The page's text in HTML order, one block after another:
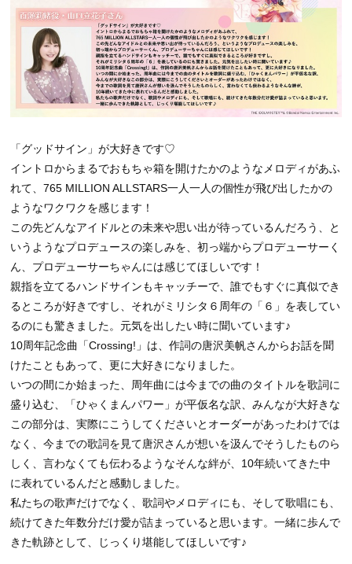
「グッドサイン」が大好きです♡
イントロからまるでおもちゃ箱を開けたかのようなメロディがあふ
れて、765 MILLION ALLSTARS一人一人の個性が飛び出したかの
ようなワクワクを感じます！
この先どんなアイドルとの未来や思い出が待っているんだろう、と
いうようなプロデュースの楽しみを、初っ端からプロデューサーく
ん、プロデューサーちゃんには感じてほしいです！
親指を立てるハンドサインもキャッチーで、誰でもすぐに真似でき
るところが好きですし、それがミリシタ６周年の「６」を表してい
るのにも驚きました。元気を出したい時に聞いています♪
10周年記念曲「Crossing!」は、作詞の唐沢美帆さんからお話を聞
けたこともあって、更に大好きになりました。
いつの間にか始まった、周年曲には今までの曲のタイトルを歌詞に
盛り込む、「ひゃくまんパワー」が平仮名な訳、みんなが大好きな
この部分は、実際にこうしてくださいとオーダーがあったわけでは
なく、今までの歌詞を見て唐沢さんが想いを汲んでそうしたものら
しく、言わなくても伝わるようなそんな絆が、10年続いてきた中
に表れているんだと感動しました。
私たちの歌声だけでなく、歌詞やメロディにも、そして歌唱にも、
続けてきた年数分だけ愛が詰まっていると思います。一緒に歩んで
きた軌跡として、じっくり堪能してほしいです♪